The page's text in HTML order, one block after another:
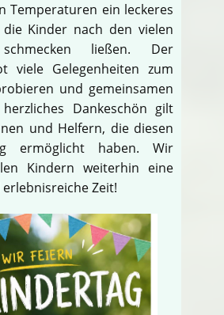
Temperaturen ein leckeres
Kinder nach den vielen
ließen. Der
viele Gelegenheiten zum
und gemeinsamen
Dankeschön gilt
und Helfern, die diesen
ermöglicht haben. Wir
Kindern weiterhin eine
Zeit!